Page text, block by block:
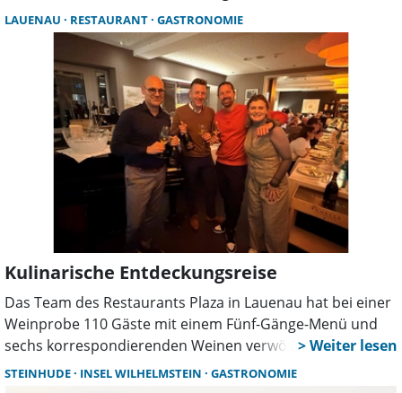
Räumlichkeiten einkehren und Gerichte der
gutbürgerlichen Küche genießen. Zudem lädt das
Schmiedegasthaus für den 1. März zu einem Tag der
offenen Tür.
LAUENAU RESTAURANT GASTRONOMIE
Kulinarische Entdeckungsreise
Das Team des Restaurants Plaza in Lauenau hat bei einer
Weinprobe 110 Gäste mit einem Fünf-Gänge-Menü und
sechs korrespondierenden Weinen verwöhnt. Es gelang
Plaza-Wirt Bojan Djordjevic für das Event das Weingut
STEINHUDE INSEL WILHELMSTEIN GASTRONOMIE